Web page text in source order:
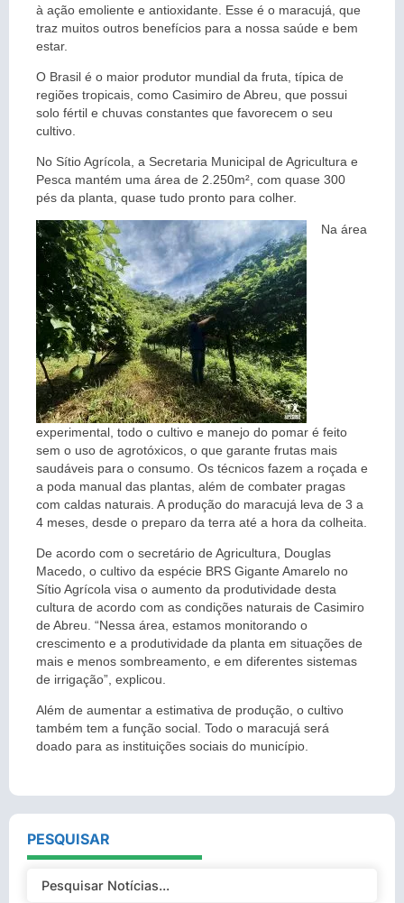
à ação emoliente e antioxidante. Esse é o maracujá, que
traz muitos outros benefícios para a nossa saúde e bem
estar.
O Brasil é o maior produtor mundial da fruta, típica de
regiões tropicais, como Casimiro de Abreu, que possui
solo fértil e chuvas constantes que favorecem o seu
cultivo.
No Sítio Agrícola, a Secretaria Municipal de Agricultura e
Pesca mantém uma área de 2.250m², com quase 300
pés da planta, quase tudo pronto para colher.
Na área
experimental, todo o cultivo e manejo do pomar é feito
sem o uso de agrotóxicos, o que garante frutas mais
saudáveis para o consumo. Os técnicos fazem a roçada e
a poda manual das plantas, além de combater pragas
com caldas naturais. A produção do maracujá leva de 3 a
4 meses, desde o preparo da terra até a hora da colheita.
De acordo com o secretário de Agricultura, Douglas
Macedo, o cultivo da espécie BRS Gigante Amarelo no
Sítio Agrícola visa o aumento da produtividade desta
cultura de acordo com as condições naturais de Casimiro
de Abreu. “Nessa área, estamos monitorando o
crescimento e a produtividade da planta em situações de
mais e menos sombreamento, e em diferentes sistemas
de irrigação”, explicou.
Além de aumentar a estimativa de produção, o cultivo
também tem a função social. Todo o maracujá será
doado para as instituições sociais do município.
PESQUISAR